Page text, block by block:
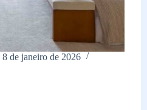
8 de janeiro de 2026